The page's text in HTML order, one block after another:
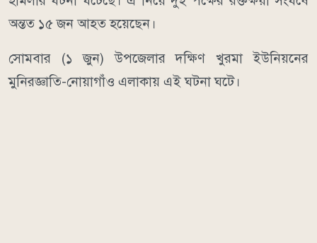
অন্তত ১৫ জন আহত হয়েছেন।
সোমবার (১ জুন) উপজেলার দক্ষিণ খুরমা ইউনিয়নের
মুনিরজ্ঞাতি-নোয়াগাঁও এলাকায় এই ঘটনা ঘটে।